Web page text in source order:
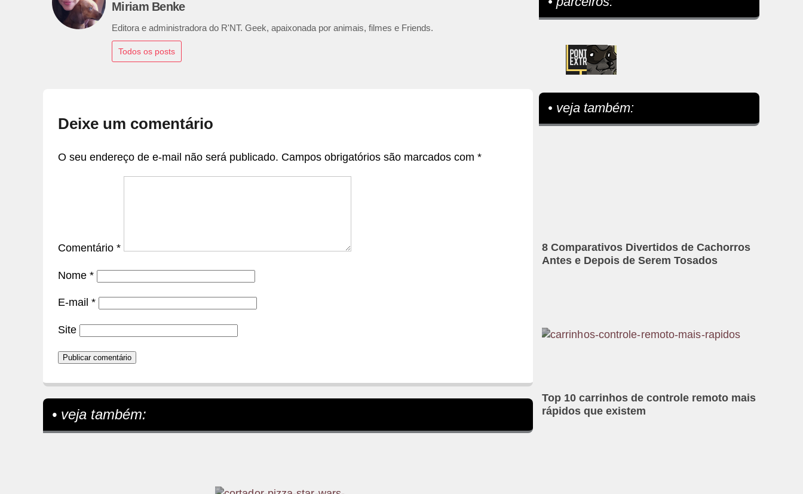
Miriam Benke
Editora e administradora do R'NT. Geek, apaixonada por animais, filmes e Friends.
Todos os posts
Deixe um comentário
O seu endereço de e-mail não será publicado. Campos obrigatórios são marcados com *
Comentário *
Nome *
E-mail *
Site
• veja também:
• veja também:
8 Comparativos Divertidos de Cachorros
Antes e Depois de Serem Tosados
Top 10 carrinhos de controle remoto mais
rápidos que existem